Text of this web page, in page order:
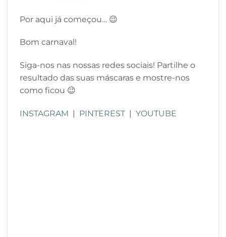
Por aqui já começou… 😉
Bom carnaval!
Siga-nos nas nossas redes sociais! Partilhe o
resultado das suas máscaras e mostre-nos
como ficou 😉
INSTAGRAM | PINTEREST | YOUTUBE